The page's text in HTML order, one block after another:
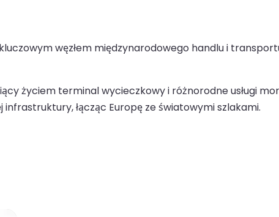
węzłem międzynarodowego handlu i
życiem terminal wycieczkowy i różnorodne usługi
łącząc Europę ze światowymi szlakami.